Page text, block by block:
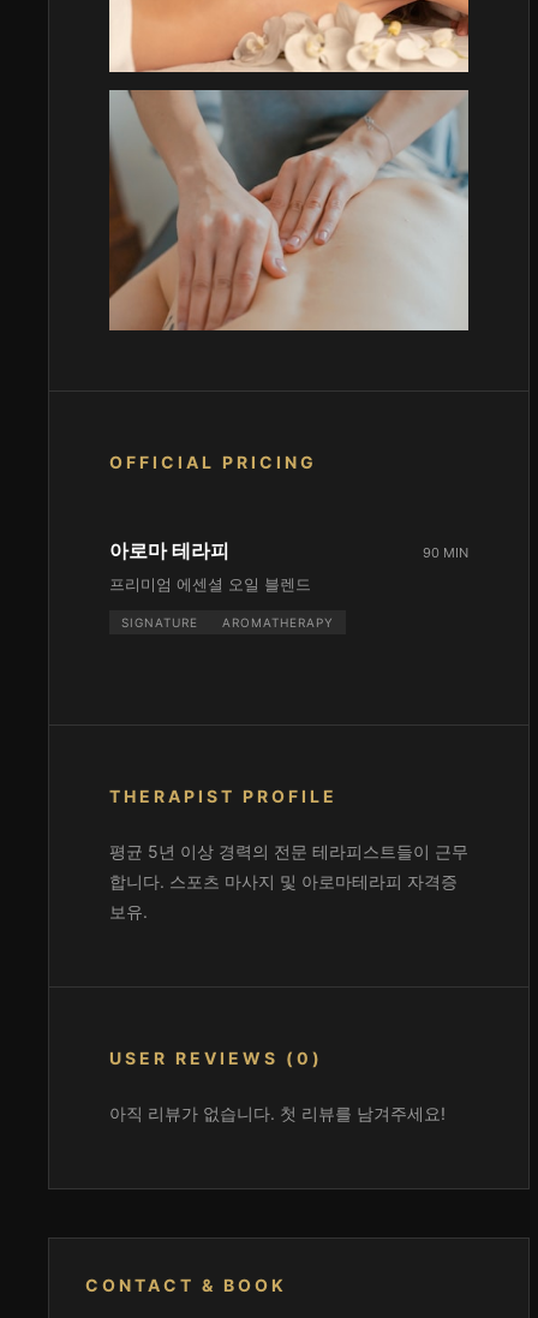
OFFICIAL PRICING
아로마 테라피
프리미엄 에센셜 오일 블렌드
SIGNATURE AROMATHERAPY
90 MIN
THERAPIST PROFILE
평균 5년 이상 경력의 전문 테라피스트들이 근무
합니다. 스포츠 마사지 및 아로마테라피 자격증
보유.
USER REVIEWS (0)
아직 리뷰가 없습니다. 첫 리뷰를 남겨주세요!
CONTACT & BOOK